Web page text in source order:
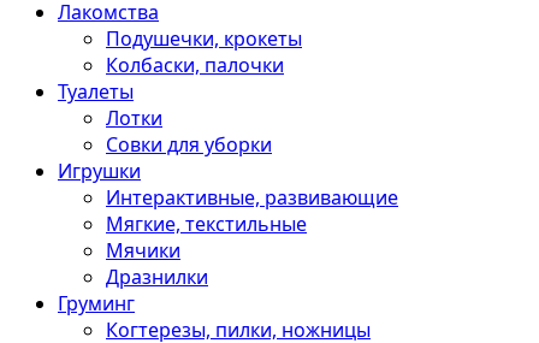
Лакомства
Подушечки, крокеты
Колбаски, палочки
Туалеты
Лотки
Совки для уборки
Игрушки
Интерактивные, развивающие
Мягкие, текстильные
Мячики
Дразнилки
Груминг
Когтерезы, пилки, ножницы